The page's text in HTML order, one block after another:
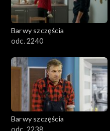
Barwy szczęścia
odc. 2240
Barwy szczęścia